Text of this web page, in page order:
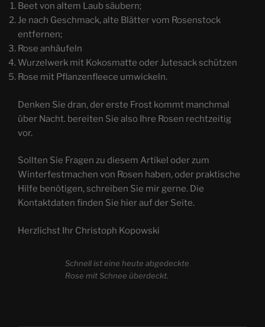
Beet von altem Laub säubern;
Je nach Geschmack, alte Blätter vom Rosenstock
entfernen;
Rose anhäufeln
Wurzelwerk mit Kokosmatte oder Jutesack schützen
Rose mit Pflanzenfleece umwickeln.
Denken Sie dran, der erste Frost kommt manchmal
über Nacht. bereiten Sie also Ihre Rosen rechtzeitig
vor.
Sollten Sie Fragen zu diesem Artikel oder zum
Winterfestmachen von Rosen haben, oder praktische
Hilfe benötigen, schreiben Sie mir gerne. Die
Kontaktdaten finden Sie hier auf der Seite.
Herzlichst Ihr Christoph Kopowski
Schnell ist eine heute abgedeckte
Rose mit Schnee überdeckt.